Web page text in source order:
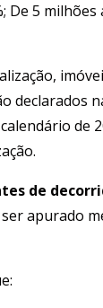
5 milhões
declarados
de
de
apurado